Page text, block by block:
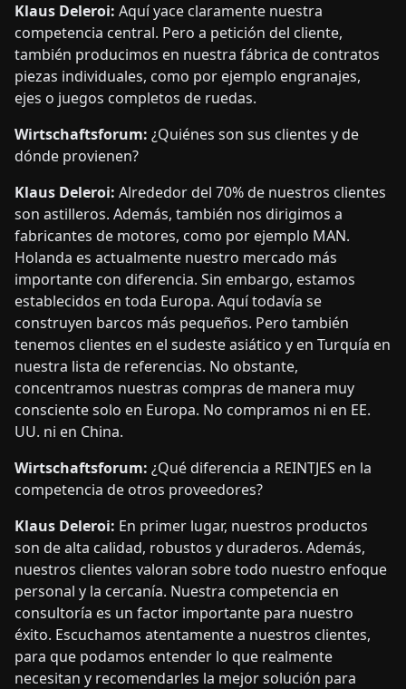
Klaus Deleroi: Aquí yace claramente nuestra
competencia central. Pero a petición del cliente,
también producimos en nuestra fábrica de contratos
piezas individuales, como por ejemplo engranajes,
ejes o juegos completos de ruedas.
Wirtschaftsforum: ¿Quiénes son sus clientes y de
dónde provienen?
Klaus Deleroi: Alrededor del 70% de nuestros clientes
son astilleros. Además, también nos dirigimos a
fabricantes de motores, como por ejemplo MAN.
Holanda es actualmente nuestro mercado más
importante con diferencia. Sin embargo, estamos
establecidos en toda Europa. Aquí todavía se
construyen barcos más pequeños. Pero también
tenemos clientes en el sudeste asiático y en Turquía en
nuestra lista de referencias. No obstante,
concentramos nuestras compras de manera muy
consciente solo en Europa. No compramos ni en EE.
UU. ni en China.
Wirtschaftsforum: ¿Qué diferencia a REINTJES en la
competencia de otros proveedores?
Klaus Deleroi: En primer lugar, nuestros productos
son de alta calidad, robustos y duraderos. Además,
nuestros clientes valoran sobre todo nuestro enfoque
personal y la cercanía. Nuestra competencia en
consultoría es un factor importante para nuestro
éxito. Escuchamos atentamente a nuestros clientes,
para que podamos entender lo que realmente
necesitan y recomendarles la mejor solución para